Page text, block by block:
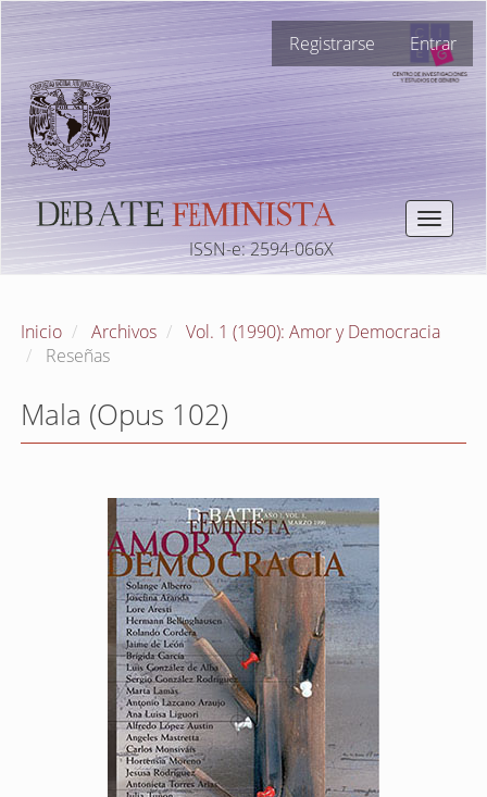
Navegación
principal
Contenido
principal
Barra
lateral
Registrarse Entrar
Toggle
ISSN-e: 2594-066X
Inicio Archivos
Vol. 1 (1990): Amor y Democracia
Reseñas
Mala (Opus 102)